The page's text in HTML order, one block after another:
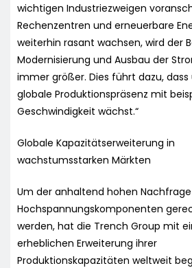
wichtigen Industriezweigen
Rechenzentren und erneuerbare
weiterhin rasant wachsen, wird der
Modernisierung und Ausbau der
immer größer. Dies führt dazu, dass
globale Produktionspräsenz mit
Geschwindigkeit wächst.“
Globale Kapazitätserweiterung in
wachstumsstarken Märkten
Um der anhaltend hohen
Hochspannungskomponenten
werden, hat die Trench Group mit
erheblichen Erweiterung ihrer
Produktionskapazitäten weltweit